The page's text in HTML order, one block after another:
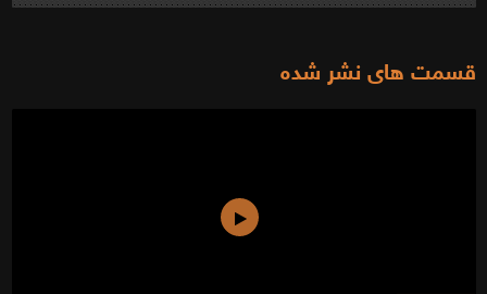
قسمت های نشر شده